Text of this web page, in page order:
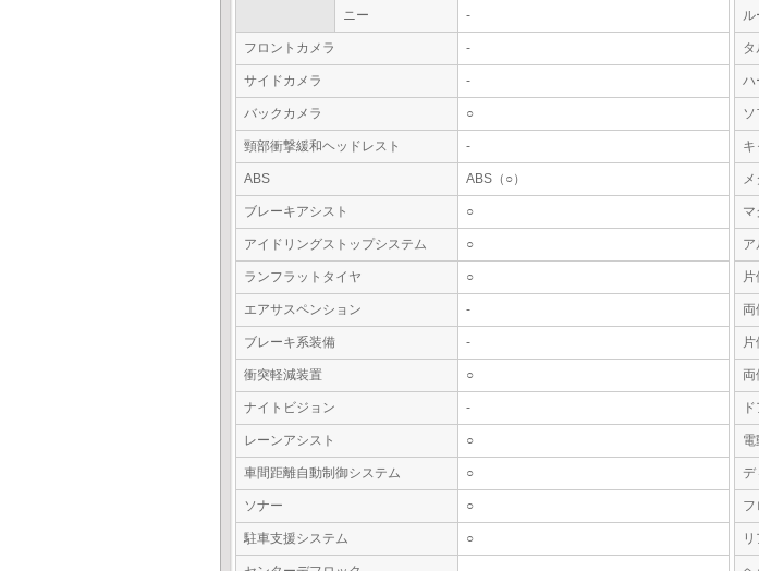
ニー -
フロントカメラ -
サイドカメラ -
バックカメラ ○
頸部衝撃緩和ヘッドレスト -
ABS ABS（○）
ブレーキアシスト ○
アイドリングストップシステム ○
ランフラットタイヤ ○
エアサスペンション -
ブレーキ系装備 -
衝突軽減装置 ○
ナイトビジョン -
レーンアシスト ○
車間距離自動制御システム ○
ソナー ○
駐車支援システム ○
ル
タ
ハ
ソ
キ
マ
ア
両
両
電
デ
フ